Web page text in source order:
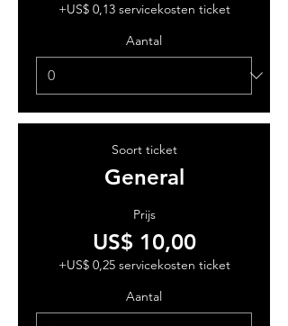
+US$ 0,13 servicekosten ticket
Aantal
Soort ticket
General
Prijs
US$ 10,00
+US$ 0,25 servicekosten ticket
Aantal